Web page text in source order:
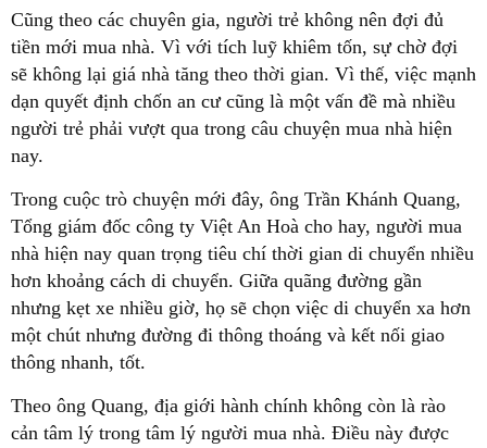
Cũng theo các chuyên gia, người trẻ không nên đợi đủ
tiền mới mua nhà. Vì với tích luỹ khiêm tốn, sự chờ đợi
sẽ không lại giá nhà tăng theo thời gian. Vì thế, việc mạnh
dạn quyết định chốn an cư cũng là một vấn đề mà nhiều
người trẻ phải vượt qua trong câu chuyện mua nhà hiện
nay.
Trong cuộc trò chuyện mới đây, ông Trần Khánh Quang,
Tổng giám đốc công ty Việt An Hoà cho hay, người mua
nhà hiện nay quan trọng tiêu chí thời gian di chuyển nhiều
hơn khoảng cách di chuyển. Giữa quãng đường gần
nhưng kẹt xe nhiều giờ, họ sẽ chọn việc di chuyển xa hơn
một chút nhưng đường đi thông thoáng và kết nối giao
thông nhanh, tốt.
Theo ông Quang, địa giới hành chính không còn là rào
cản tâm lý trong tâm lý người mua nhà. Điều này được